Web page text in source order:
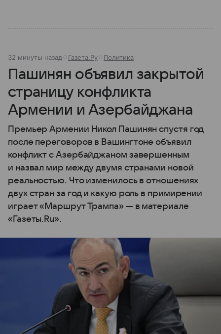
32 минуты назад Газета.Ру Политика
Пашинян объявил закрытой
страницу конфликта
Армении и Азербайджана
Премьер Армении Никол Пашинян спустя год
после переговоров в Вашингтоне объявил
конфликт с Азербайджаном завершенным
и назвал мир между двумя странами новой
реальностью. Что изменилось в отношениях
двух стран за год и какую роль в примирении
играет «Маршрут Трампа» — в материале
«Газеты.Ru».